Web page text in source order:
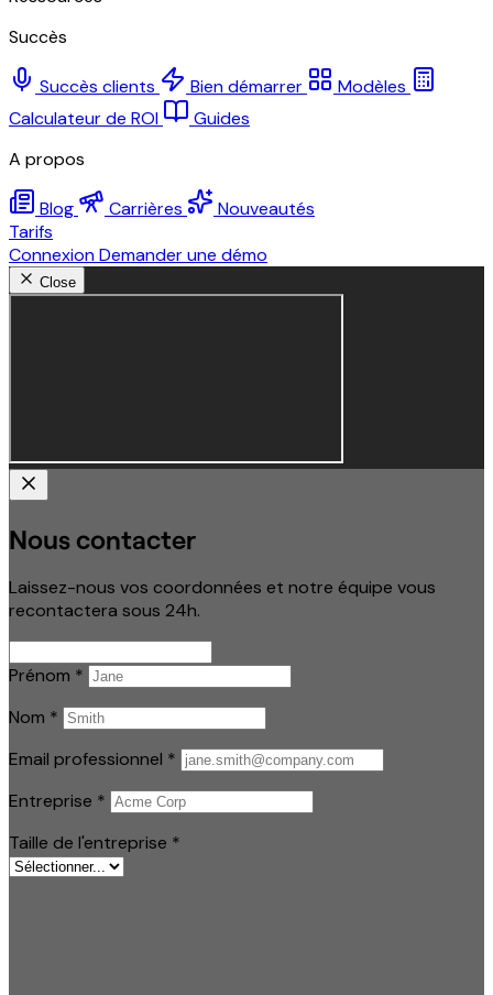
Succès
Succès clients Bien démarrer
Modèles
Calculateur de ROI
Guides
A propos
Blog Carrières
Nouveautés
Tarifs
ConnexionDemander une démo
Close
Nous contacter
Laissez-nous vos coordonnées et notre équipe vous
recontactera sous 24h.
Prénom *
Nom *
Email professionnel *
Entreprise *
Taille de l'entreprise *